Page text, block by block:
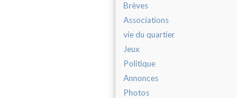
Brèves
Associations
vie du quartier
Jeux
Politique
Annonces
Photos